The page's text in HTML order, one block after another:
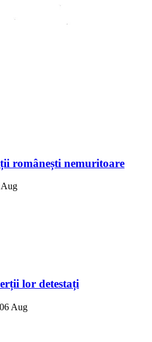
românești nemuritoare
lor detestați
Aug